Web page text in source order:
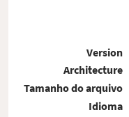
Version
Architecture
Tamanho do arquivo
Idioma